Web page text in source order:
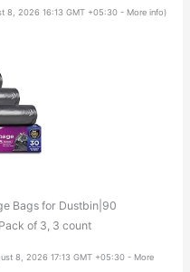
8, 2026 16:13 GMT +05:30 - More info)
Bags for Dustbin|90
of 3, 3 count
8, 2026 17:13 GMT +05:30 - More